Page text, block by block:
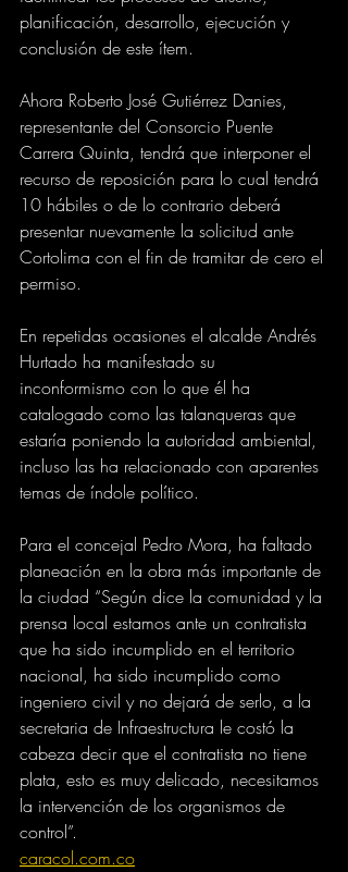
planificación, desarrollo, ejecución y
conclusión de este ítem.
Ahora Roberto José Gutiérrez Danies,
representante del Consorcio Puente
Carrera Quinta, tendrá que interponer el
recurso de reposición para lo cual tendrá
10 hábiles o de lo contrario deberá
presentar nuevamente la solicitud ante
Cortolima con el fin de tramitar de cero el
permiso.
En repetidas ocasiones el alcalde Andrés
Hurtado ha manifestado su
inconformismo con lo que él ha
catalogado como las talanqueras que
estaría poniendo la autoridad ambiental,
incluso las ha relacionado con aparentes
temas de índole político.
Para el concejal Pedro Mora, ha faltado
planeación en la obra más importante de
la ciudad “Según dice la comunidad y la
prensa local estamos ante un contratista
que ha sido incumplido en el territorio
nacional, ha sido incumplido como
ingeniero civil y no dejará de serlo, a la
secretaria de Infraestructura le costó la
cabeza decir que el contratista no tiene
plata, esto es muy delicado, necesitamos
la intervención de los organismos de
control”.
caracol.com.co